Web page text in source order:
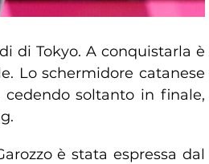
di Tokyo. A conquistarla è
Lo schermidore catanese
cedendo soltanto in finale,
è stata espressa dal